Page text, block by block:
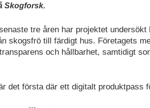
Skogforsk.
tre åren har projektet
skogsfrö till färdigt hus. Företagets
och hållbarhet, samtidigt
det första där ett digitalt produktpass